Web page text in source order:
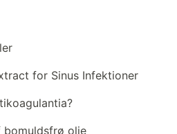
for Sinus Infektioner
bomuldsfrø olie